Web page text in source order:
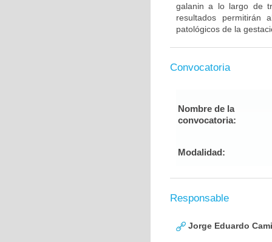
galanin a lo largo de
resultados permitirán
patológicos de la
Convocatoria
Nombre de la
convocatoria:
Modalidad:
Responsable
Jorge Eduardo